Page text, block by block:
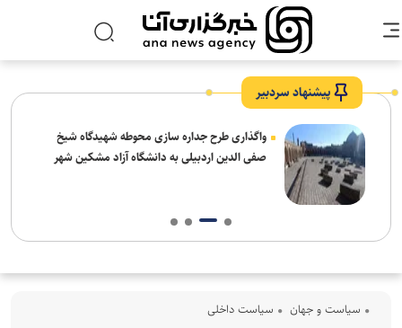
پیشنهاد سردبیر
واگذاری طرح جداره سازی محوطه شهیدگاه شیخ
صفی الدین اردبیلی به دانشگاه آزاد مشکین شهر
سیاست و جهان سیاست داخلی